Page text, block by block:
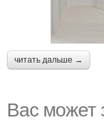
читать дальше →
Вас может